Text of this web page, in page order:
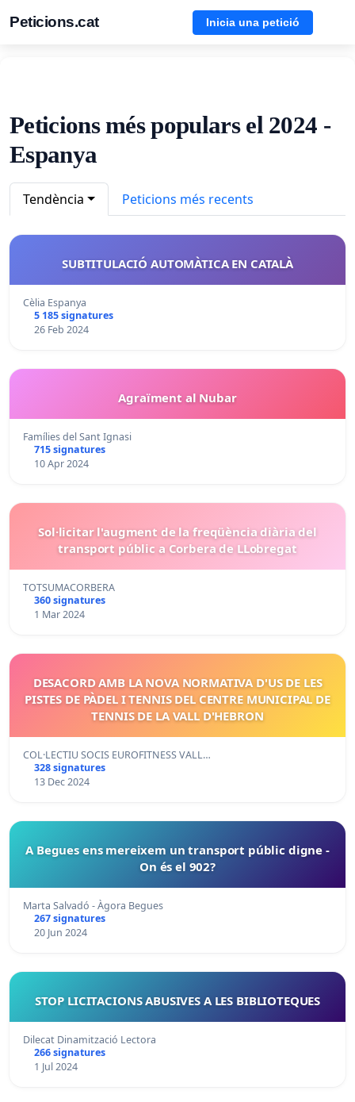
Peticions.cat Inicia una petició
Peticions més populars el 2024 -
Espanya
Tendència Peticions més recents
SUBTITULACIÓ AUTOMÀTICA EN CATALÀ
Cèlia Espanya
5 185 signatures
26 Feb 2024
Agraïment al Nubar
Famílies del Sant Ignasi
715 signatures
10 Apr 2024
Sol·licitar l'augment de la freqüència diària del
transport públic a Corbera de LLobregat
TOTSUMACORBERA
360 signatures
1 Mar 2024
DESACORD AMB LA NOVA NORMATIVA D'US DE LES
PISTES DE PÀDEL I TENNIS DEL CENTRE MUNICIPAL DE
TENNIS DE LA VALL D'HEBRON
COL·LECTIU SOCIS EUROFITNESS VALL…
328 signatures
13 Dec 2024
A Begues ens mereixem un transport públic digne -
On és el 902?
Marta Salvadó - Àgora Begues
267 signatures
20 Jun 2024
STOP LICITACIONS ABUSIVES A LES BIBLIOTEQUES
Dilecat Dinamització Lectora
266 signatures
1 Jul 2024